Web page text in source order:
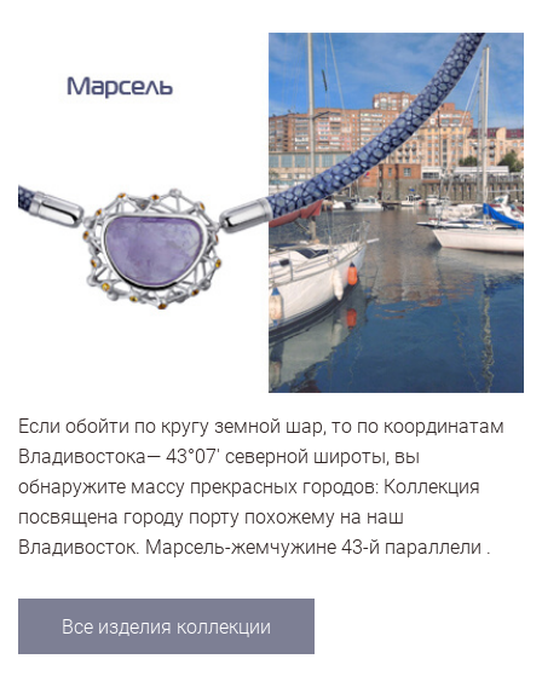
Если обойти по кругу земной шар, то по координатам
Владивостока— 43°07′ северной широты, вы
обнаружите массу прекрасных городов: Коллекция
посвящена городу порту похожему на наш
Владивосток. Марсель-жемчужине 43-й параллели .
Все изделия коллекции